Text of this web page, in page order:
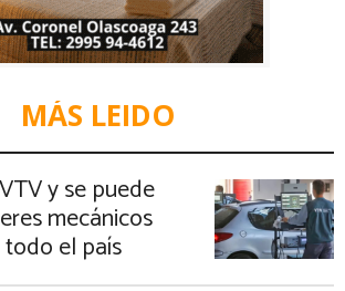
MÁS LEIDO
y se puede
mecánicos
el país